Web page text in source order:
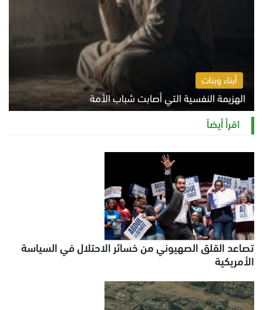
أبناء وبنات
الهزيمة النفسية التي أصابت شباب الأمة
الخميس 6 أغسطس 2026 11:12 ص
اقرأ أيضاً
تصاعد القلق الصهيوني من خسائر الاحتلال في السياسة
الأمريكية